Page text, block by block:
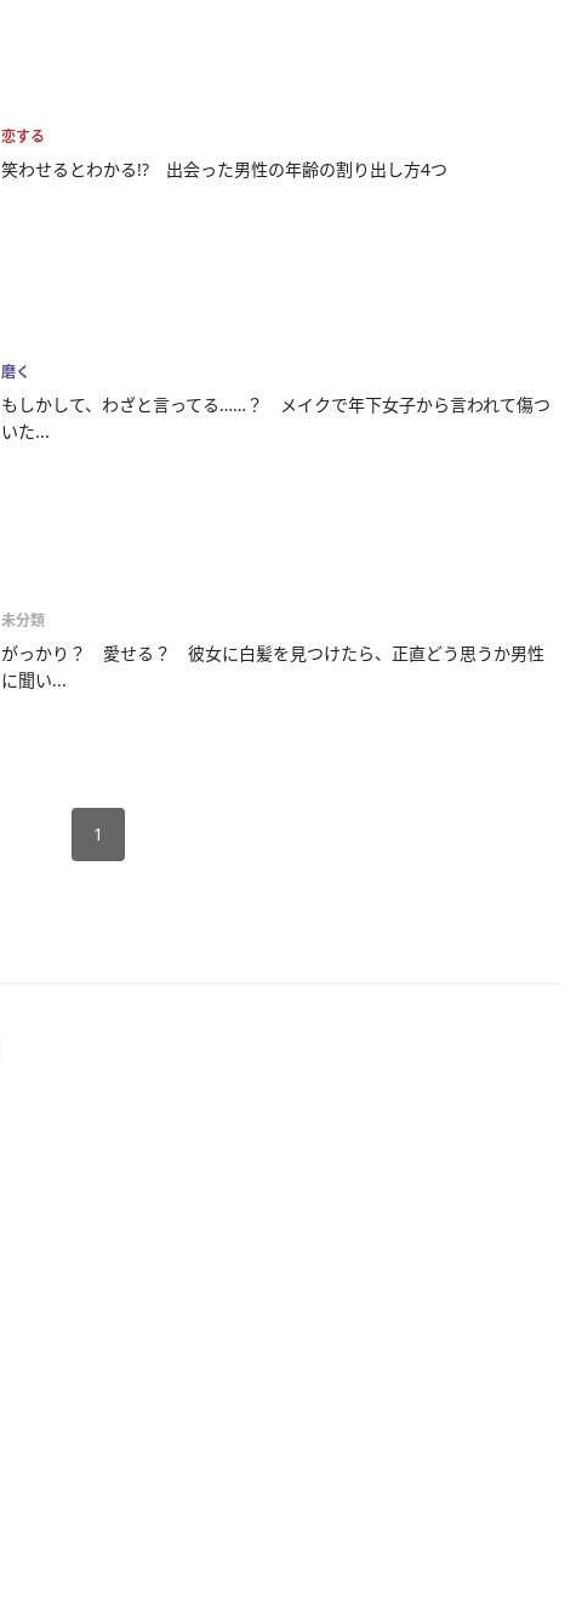
恋する
笑わせるとわかる!? 出会った男性の年齢の割り出し方4つ
磨く
もしかして、わざと言ってる……？ メイクで年下女子から言われて傷つ
いた...
未分類
がっかり？ 愛せる？ 彼女に白髪を見つけたら、正直どう思うか男性
に聞い...
1